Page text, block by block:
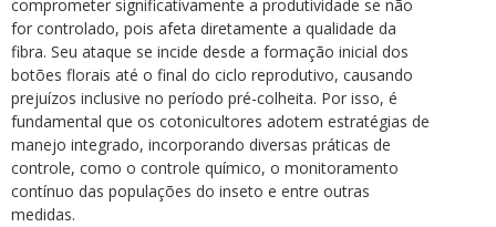
comprometer significativamente a produtividade se não
for controlado, pois afeta diretamente a qualidade da
fibra. Seu ataque se incide desde a formação inicial dos
botões florais até o final do ciclo reprodutivo, causando
prejuízos inclusive no período pré-colheita. Por isso, é
fundamental que os cotonicultores adotem estratégias de
manejo integrado, incorporando diversas práticas de
controle, como o controle químico, o monitoramento
contínuo das populações do inseto e entre outras
medidas.